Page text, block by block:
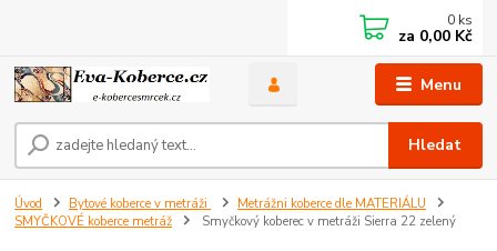
Menu
Hledat
0 ks
za 0,00 Kč
Úvod Bytové koberce v metráži
Metrážni koberce dle MATERIÁLU
SMYČKOVÉ koberce metráž
Smyčkový koberec v metráži Sierra 22 zelený